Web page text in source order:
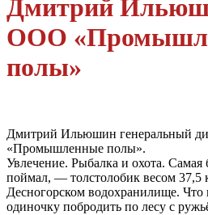
Дмитрий
ООО
полы»
Дмитрий Ильюшин генеральный
«Промышленные полы».
Увлечение. Рыбалка и охота.
поймал, — толстолобик весом 37,5
Десногорском водохранилище. Что
одиночку побродить по лесу с